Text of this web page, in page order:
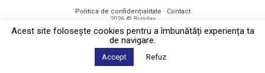
Politica de confidențialitate · Contact
2026 © Biziday
Acest site foloseşte cookies pentru a îmbunătăți experiența ta
de navigare.
Accept Refuz